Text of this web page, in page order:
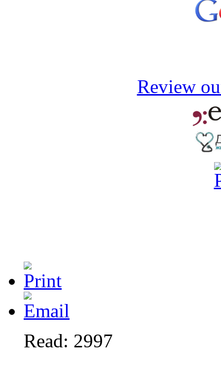
Review
Read: 2997